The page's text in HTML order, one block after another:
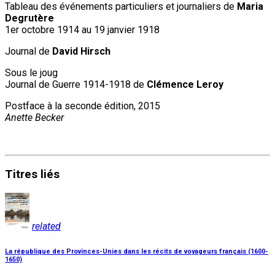
Tableau des événements particuliers et journaliers de Maria
Degrutère
1er octobre 1914 au 19 janvier 1918
Journal de David Hirsch
Sous le joug
Journal de Guerre 1914-1918 de Clémence Leroy
Postface à la seconde édition, 2015
Anette Becker
Titres liés
related
La république des Provinces-Unies dans les récits de voyageurs français (1600-
1650)